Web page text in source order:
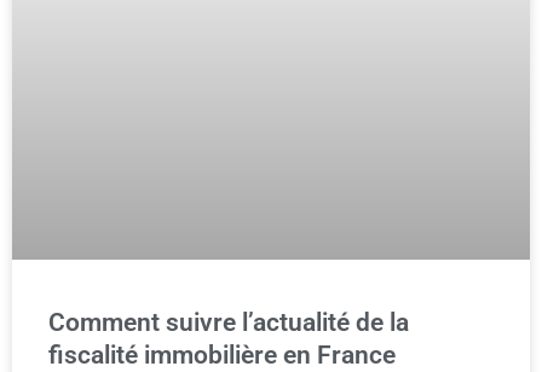
Comment suivre l’actualité de la
fiscalité immobilière en France